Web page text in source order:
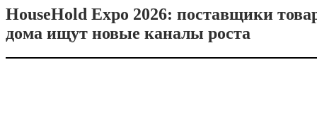
HouseHold Expo 2026: поставщики
дома ищут новые каналы роста